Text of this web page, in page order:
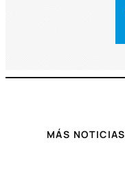
MÁS NOTICIAS